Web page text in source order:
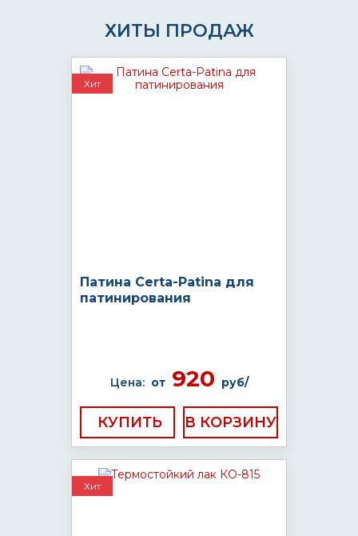
ХИТЫ ПРОДАЖ
Хит
Патина Certa-Patina для
патинирования
Цена: от920 руб/
КУПИТЬ
Хит